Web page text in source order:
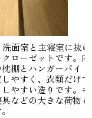
面室と主寝室に抜け
ローゼットです。内
棚とハンガーパイ
やすく、衣類だけで
やすい造りです。キ
などの大きな荷物も